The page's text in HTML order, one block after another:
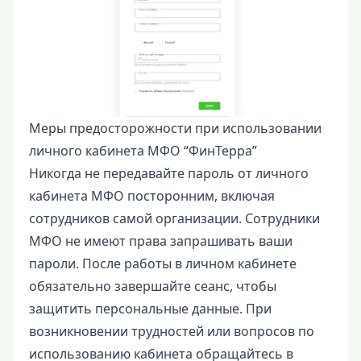
Меры предосторожности при использовании
личного кабинета МФО “ФинТерра”
Никогда не передавайте пароль от личного
кабинета МФО посторонним, включая
сотрудников самой организации. Сотрудники
МФО не имеют права запрашивать ваши
пароли. После работы в личном кабинете
обязательно завершайте сеанс, чтобы
защитить персональные данные. При
возникновении трудностей или вопросов по
использованию кабинета обращайтесь в